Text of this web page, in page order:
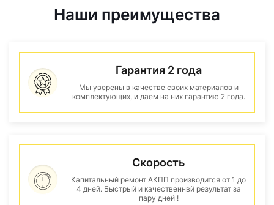
Наши преимущества
Гарантия 2 года
Мы уверены в качестве своих материалов и
комплектующих, и даем на них гарантию 2 года.
Скорость
Капитальный ремонт АКПП производится от 1 до
4 дней. Быстрый и качественнвй результат за
пару дней !